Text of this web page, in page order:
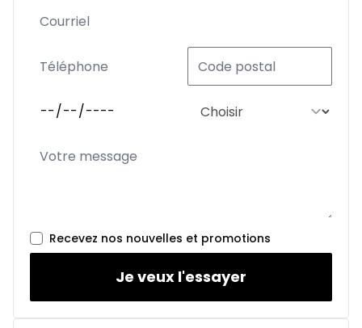
Recevez nos nouvelles et promotions
Je veux l'essayer